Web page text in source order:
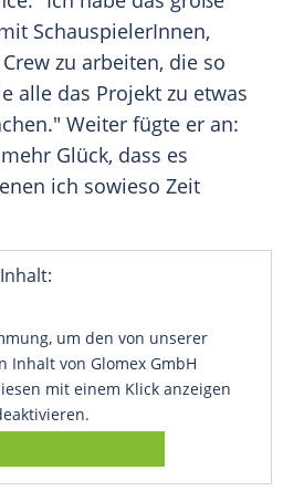
SchauspielerInnen,
zu arbeiten, die so
alle das Projekt zu etwas
Weiter fügte er an:
Glück, dass es
ich sowieso Zeit
um den von unserer
Inhalt von Glomex GmbH
mit einem Klick anzeigen